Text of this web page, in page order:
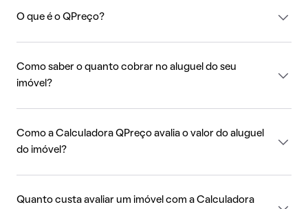
O que é o QPreço?
Como saber o quanto cobrar no aluguel do seu
imóvel?
Como a Calculadora QPreço avalia o valor do aluguel
do imóvel?
Quanto custa avaliar um imóvel com a Calculadora